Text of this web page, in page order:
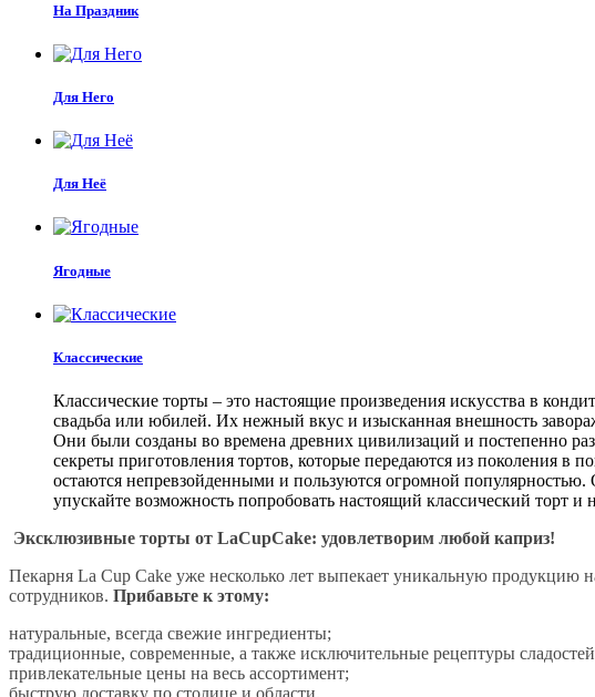
На Праздник
Для Него
Для Неё
Ягодные
Классические
Классические торты – это настоящие произведения искусства в
свадьба или юбилей. Их нежный вкус и изысканная внешность
Они были созданы во времена древних цивилизаций и постепенно
секреты приготовления тортов, которые передаются из поколения в
остаются непревзойденными и пользуются огромной
упускайте возможность попробовать настоящий классический торт
Эксклюзивные торты от LaCupCake: удовлетворим любой каприз!
Пекарня La Cup Cake уже несколько лет выпекает уникальную продукцию
сотрудников. Прибавьте к этому:
натуральные, всегда свежие ингредиенты;
традиционные, современные, а также исключительные рецептуры
привлекательные цены на весь ассортимент;